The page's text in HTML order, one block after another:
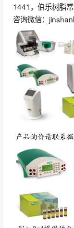
1441，伯乐树脂
咨询微信：